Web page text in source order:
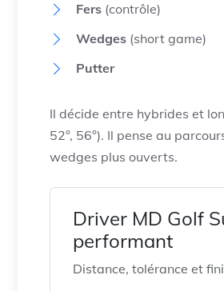
Fers (contrôle)
Wedges (short game)
Putter
Il décide entre hybrides et
52°, 56°). Il pense au
wedges plus ouverts.
Driver MD Golf
performant
Distance, tolérance et